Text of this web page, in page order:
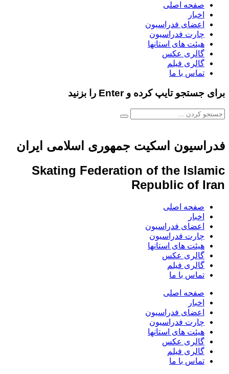
صفحه اصلی
اخبار
اعضای فدراسیون
چارت فدراسیون
هیئت های استانها
گالری عکس
گالری فیلم
تماس با ما
برای جستجو تایپ کرده و Enter را بزنید
فدراسیون اسکیت جمهوری اسلامی ایران
Skating Federation of the Islamic
Republic of Iran
صفحه اصلی
اخبار
اعضای فدراسیون
چارت فدراسیون
هیئت های استانها
گالری عکس
گالری فیلم
تماس با ما
صفحه اصلی
اخبار
اعضای فدراسیون
چارت فدراسیون
هیئت های استانها
گالری عکس
گالری فیلم
تماس با ما